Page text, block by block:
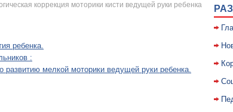
коррекция моторики кисти ведущей руки ребенка
ребенка.
:
развитию мелкой моторики ведущей руки ребенка.